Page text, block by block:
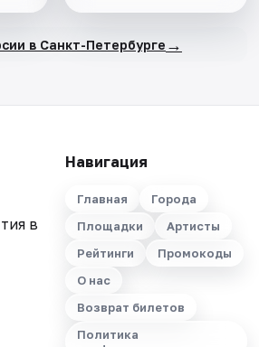
в Санкт-Петербурге →
в
Навигация
Главная
Города
Площадки
Артисты
Рейтинги
Промокоды
О нас
Возврат билетов
Политика